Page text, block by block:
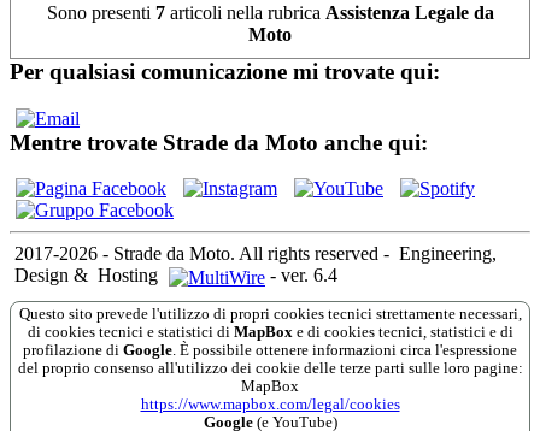
Sono presenti 7articoli nella rubrica Assistenza Legale da
Moto
Per qualsiasi comunicazione mi trovate qui:
Mentre trovate Strade da Moto anche qui:
2017-2026 - Strade da Moto. All rights reserved - Engineering,
Design & Hosting - ver. 6.4
Questo sito prevede l'utilizzo di propri cookies tecnici strettamente necessari,
di cookies tecnici e statistici di MapBox e di cookies tecnici, statistici e di
profilazione di Google . È possibile ottenere informazioni circa l'espressione
del proprio consenso all'utilizzo dei cookie delle terze parti sulle loro pagine:
MapBox
https://www.mapbox.com/legal/cookies
Google(e YouTube)